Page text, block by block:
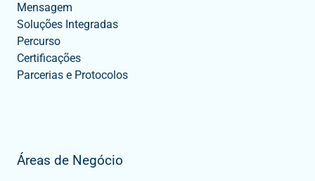
Mensagem
Soluções Integradas
Percurso
Certificações
Parcerias e Protocolos
Áreas de Negócio